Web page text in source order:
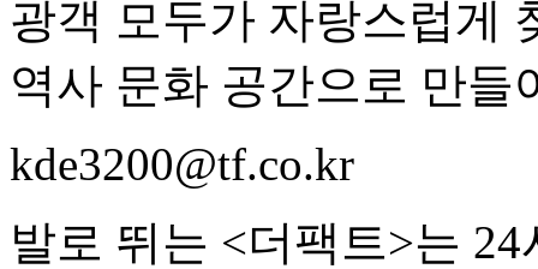
광객 모두가 자랑스럽게
역사 문화 공간으로 만들
kde3200@tf.co.kr
발로 뛰는 <더팩트>는